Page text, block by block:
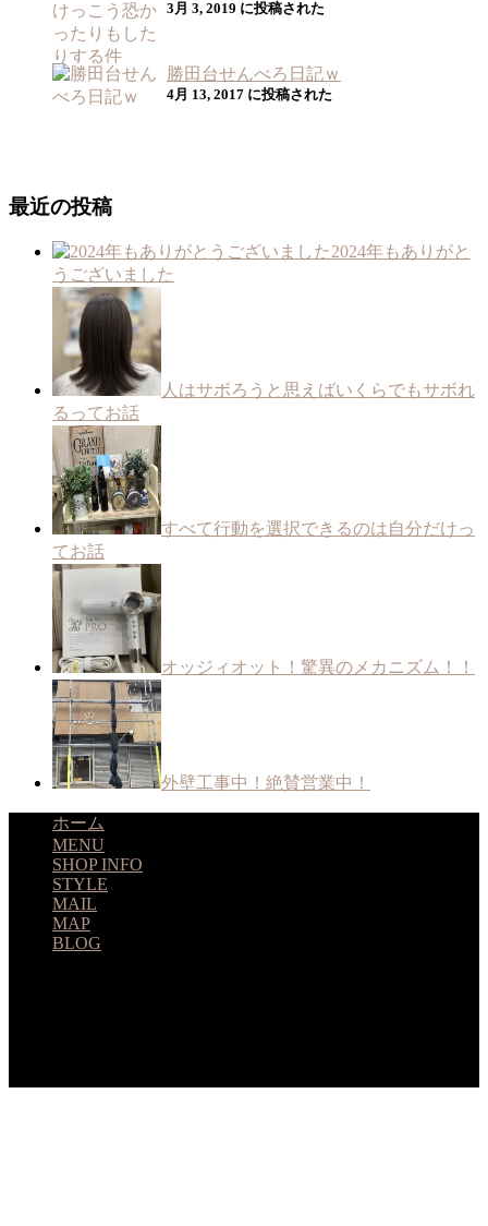
3月 3, 2019 に投稿された
勝田台せんべろ日記ｗ
4月 13, 2017 に投稿された
最近の投稿
2024年もありがと
うございました
人はサボろうと思えばいくらでもサボれ
るってお話
すべて行動を選択できるのは自分だけっ
てお話
オッジィオット！驚異のメカニズム！！
外壁工事中！絶賛営業中！
ホーム
MENU
SHOP INFO
STYLE
MAIL
MAP
BLOG